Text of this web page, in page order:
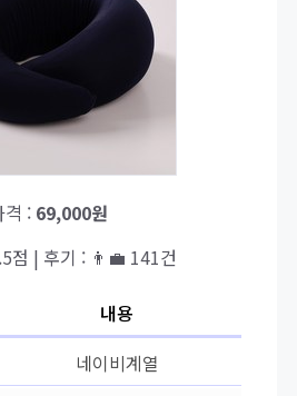
격 : 69,000원
점 | 후기 : 👨‍💼 141건
내용
네이비계열